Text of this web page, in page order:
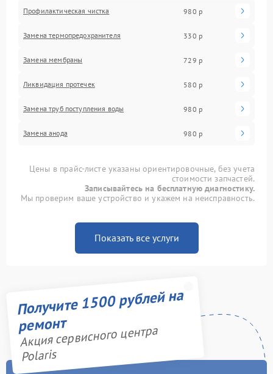
Профилактическая чистка 980 р
Замена термопредохранителя 330 р
Замена мембраны 729 р
Ликвидация протечек 580 р
Замена труб поступления воды 980 р
Замена анода 980 р
Цены в прайс-листе указаны ориентировочные, без учета
стоимости запчастей.
Записывайтесь на бесплатную диагностику.
Мы проверим ваше устройство и укажем на неисправность.
Показать все услуги
Получите 1500 рублей на
ремонт
Акция сервисного центра
Polaris